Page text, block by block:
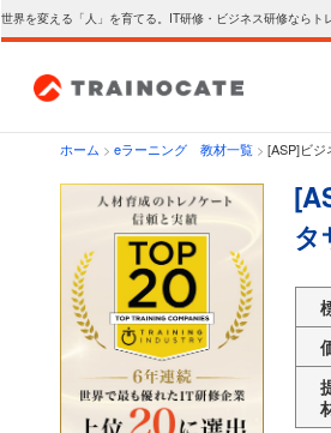
世界を変える「人」を育てる。IT研修・ビジネス研修ならト
ホーム > eラーニング 教材一覧 > [ASP]ビ
タ